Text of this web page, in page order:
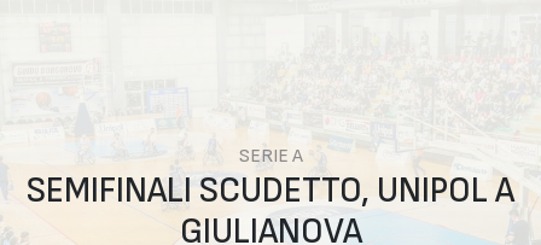
SERIE A
SEMIFINALI SCUDETTO, UNIPOL A
GIULIANOVA